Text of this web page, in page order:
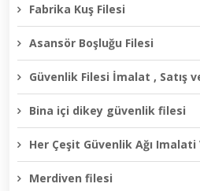
Fabrika Kuş Filesi
Asansör Boşluğu Filesi
Güvenlik Filesi İmalat , Satış
Bina içi dikey güvenlik filesi
Her Çeşit Güvenlik Ağı Imalati
Merdiven filesi